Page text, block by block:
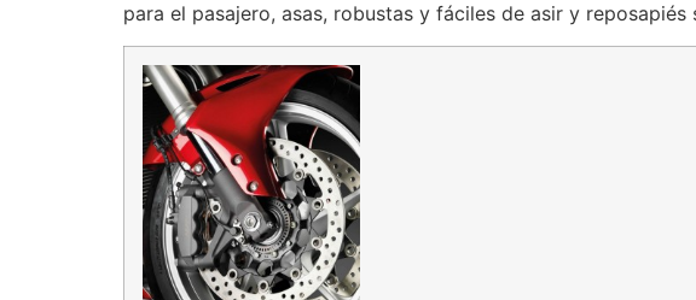
para el pasajero, asas, robustas y fáciles de asir y